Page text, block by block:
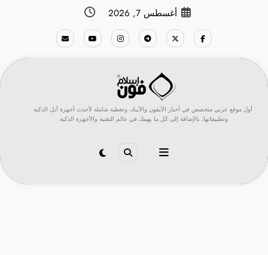
أغسطس 7, 2026
أول موقع عربي متخصص في أخبار الآيفون والآيباد، وتغطية شاملة لأحدث أجهزة أبل الذكية
وتطبيقاتها، بالإضافة إلى كل ما يهمك في عالم التقنية والأجهزة الذكية.